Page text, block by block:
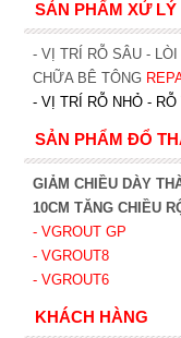
SẢN PHẨM XỬ
- VỊ TRÍ RỖ SÂU -
CHỮA BÊ TÔNG
- VỊ TRÍ RỖ NHỎ - RỖ
SẢN PHẨM ĐỔ
GIẢM CHIỀU DÀY
10CM TĂNG CHIỀU
- VGROUT GP
- VGROUT8
- VGROUT6
KHÁCH HÀNG